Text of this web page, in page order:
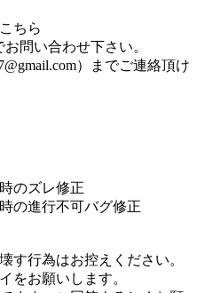
ちら
お問い合わせ下さい。
）までご連絡頂け
のズレ修正
の進行不可バグ修正
す行為はお控えください。
をお願いします。